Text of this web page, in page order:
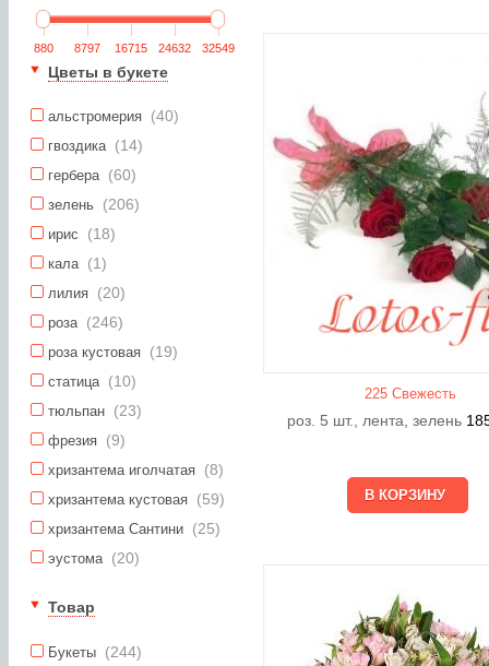
880 8797 16715 24632 32549
Цветы в букете
альстромерия (40)
гвоздика (14)
гербера (60)
зелень (206)
ирис (18)
кала (1)
лилия (20)
роза (246)
роза кустовая (19)
статица (10)
тюльпан (23)
фрезия (9)
хризантема иголчатая (8)
хризантема кустовая (59)
хризантема Сантини (25)
эустома (20)
Товар
Букеты (244)
225 Свежесть
роз. 5 шт., лента, зелень